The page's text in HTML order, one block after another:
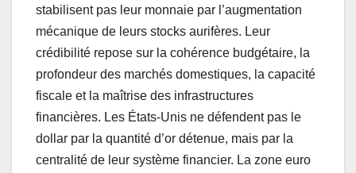
stabilisent pas leur monnaie par l’augmentation
mécanique de leurs stocks aurifères. Leur
crédibilité repose sur la cohérence budgétaire, la
profondeur des marchés domestiques, la capacité
fiscale et la maîtrise des infrastructures
financières. Les États-Unis ne défendent pas le
dollar par la quantité d’or détenue, mais par la
centralité de leur système financier. La zone euro